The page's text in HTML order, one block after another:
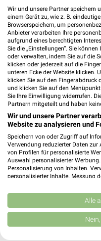
Noch
der
Jetzt
Kostenlos
Wir und unsere Partner
einem Gerät zu, wie z. B.
Browserspeichern, um
Anbieter verarbeiten Ihre
aufgrund eines berechtigten
Sie die „Einstellungen“. Sie
oder verwalten, indem Sie auf die
klicken oder jederzeit auf die
unteren Ecke der Website klicken.
klicken Sie auf den Fingerabdruck
und klicken Sie auf den Menüpunkt
Sie Ihre Einwilligung widerrufen.
Partnern mitgeteilt und haben
Wir und unsere Partner
Website zu analysieren und
Speichern von oder Zugriff auf
Verwendung reduzierter Daten
von Profilen für personalisierte
Auswahl personalisierter
Personalisierung von Inhalten.
personalisierter Inhalte. Messung
Kombinationen von Daten aus
Verbesserung der Angebote.
von Inhalten.
Daten können außerhalb der
USA gesendet werden.
Alle